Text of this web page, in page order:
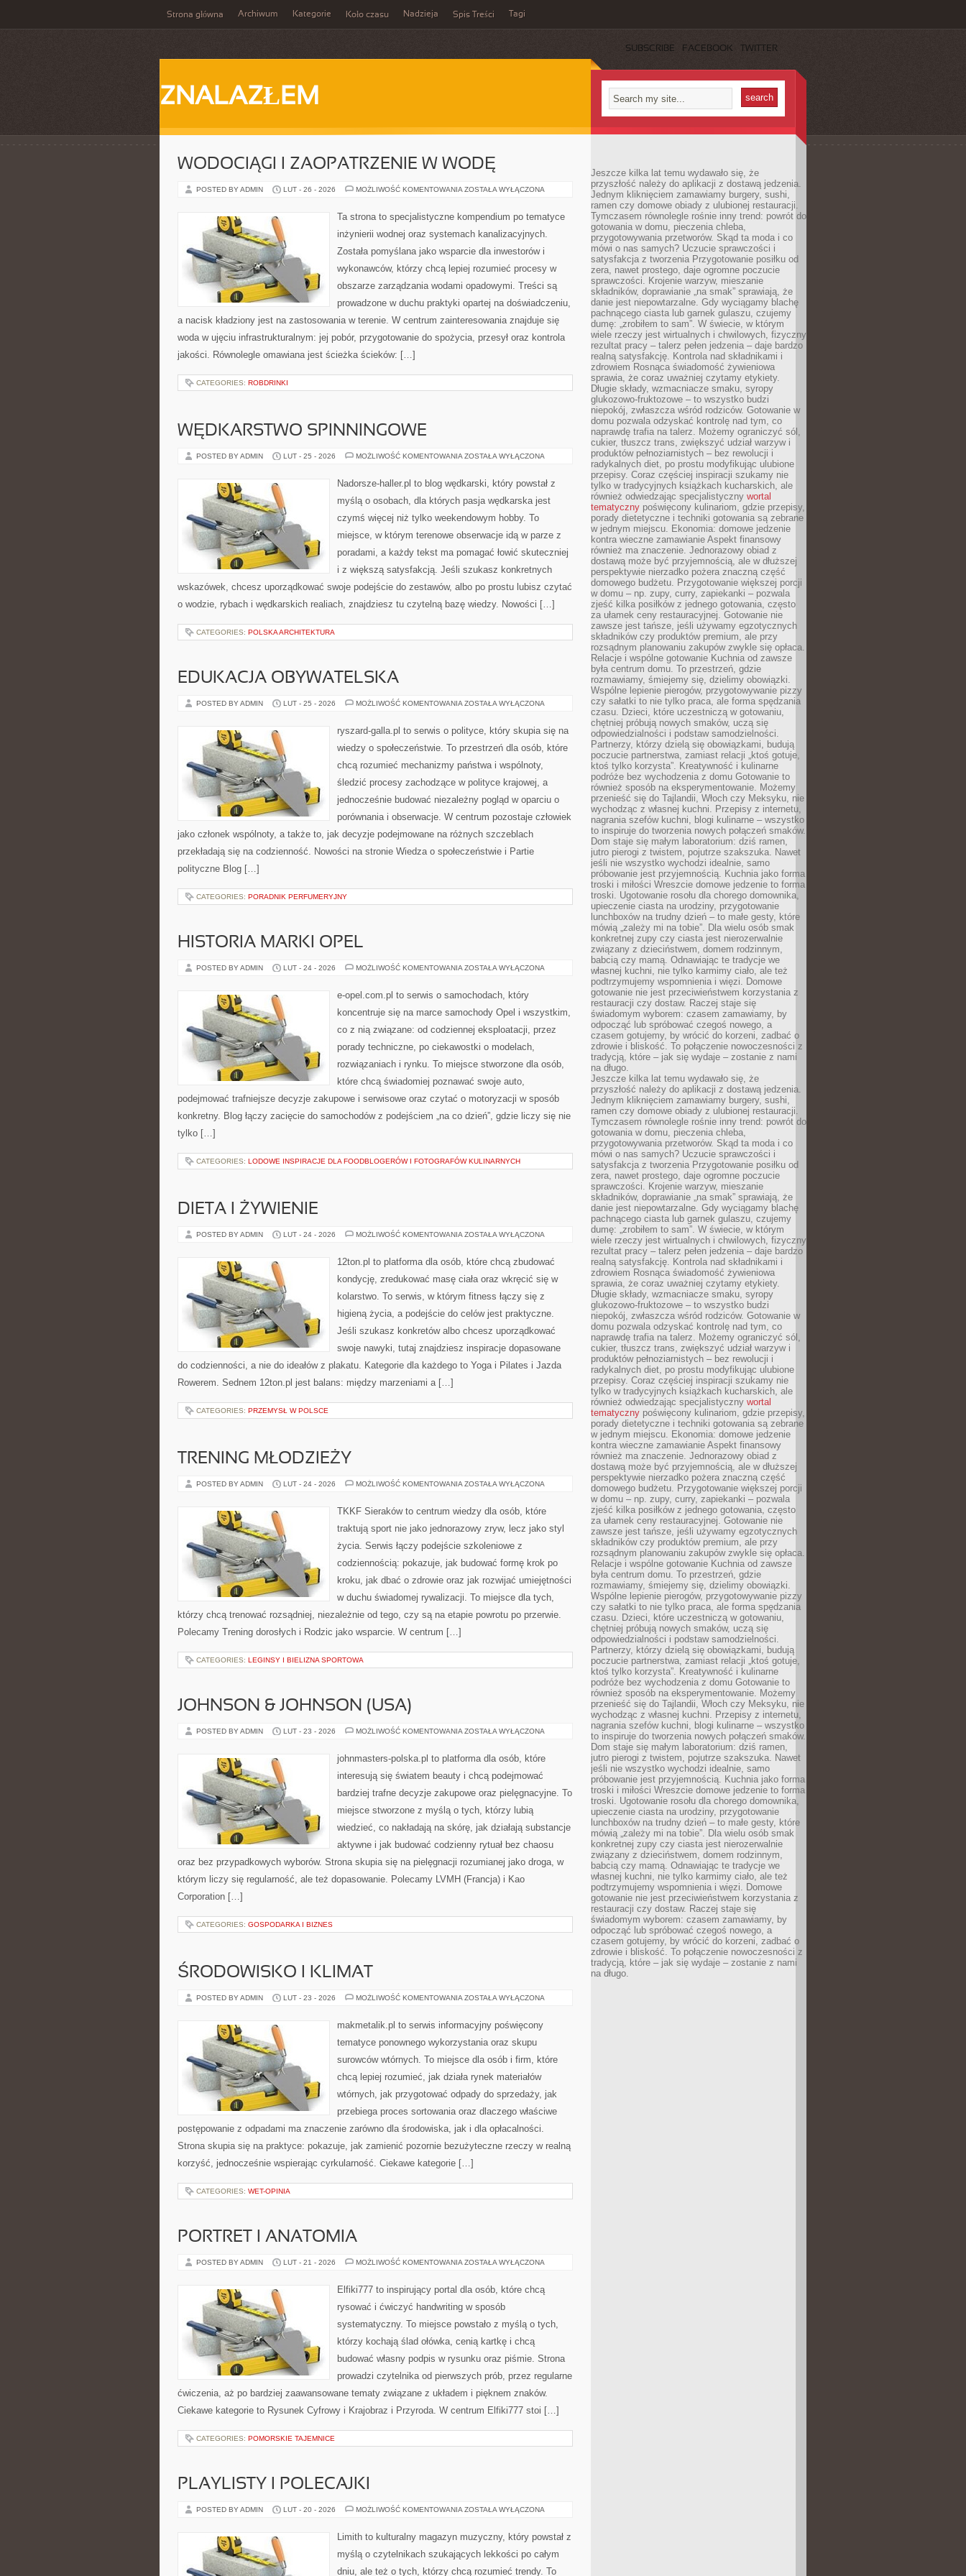
Strona główna Archiwum Kategorie Koło czasu Nadzieja Spis Treści Tagi
SUBSCRIBE FACEBOOK TWITTER
ZNALAZŁEM
WODOCIĄGI I ZAOPATRZENIE W WODĘ
POSTED BY ADMIN LUT - 26 - 2026 MOŻLIWOŚĆ KOMENTOWANIA WODOCIĄGI
WODĘ
ZOSTAŁA WYŁĄCZONA
Ta strona to specjalistyczne kompendium po tematyce
inżynierii wodnej oraz systemach kanalizacyjnych.
Została pomyślana jako wsparcie dla inwestorów i
wykonawców, którzy chcą lepiej rozumieć procesy w
obszarze zarządzania wodami opadowymi. Treści są
prowadzone w duchu praktyki opartej na doświadczeniu,
a nacisk kładziony jest na zastosowania w terenie. W centrum zainteresowania znajduje się
woda w ujęciu infrastrukturalnym: jej pobór, przygotowanie do spożycia, przesył oraz kontrola
jakości. Równolegle omawiana jest ścieżka ścieków: […]
CATEGORIES: ROBDRINKI
WĘDKARSTWO SPINNINGOWE
POSTED BY ADMIN LUT - 25 - 2026 MOŻLIWOŚĆ KOMENTOWANIA WĘDKARSTWO
ZOSTAŁA WYŁĄCZONA
Nadorsze-haller.pl to blog wędkarski, który powstał z
myślą o osobach, dla których pasja wędkarska jest
czymś więcej niż tylko weekendowym hobby. To
miejsce, w którym terenowe obserwacje idą w parze z
poradami, a każdy tekst ma pomagać łowić skuteczniej
i z większą satysfakcją. Jeśli szukasz konkretnych
wskazówek, chcesz uporządkować swoje podejście do zestawów, albo po prostu lubisz czytać
o wodzie, rybach i wędkarskich realiach, znajdziesz tu czytelną bazę wiedzy. Nowości […]
CATEGORIES: POLSKA ARCHITEKTURA
EDUKACJA OBYWATELSKA
POSTED BY ADMIN LUT - 25 - 2026 MOŻLIWOŚĆ KOMENTOWANIA EDUKACJA
ZOSTAŁA WYŁĄCZONA
ryszard-galla.pl to serwis o polityce, który skupia się na
wiedzy o społeczeństwie. To przestrzeń dla osób, które
chcą rozumieć mechanizmy państwa i wspólnoty,
śledzić procesy zachodzące w polityce krajowej, a
jednocześnie budować niezależny pogląd w oparciu o
porównania i obserwacje. W centrum pozostaje człowiek
jako członek wspólnoty, a także to, jak decyzje podejmowane na różnych szczeblach
przekładają się na codzienność. Nowości na stronie Wiedza o społeczeństwie i Partie
polityczne Blog […]
CATEGORIES: PORADNIK PERFUMERYJNY
HISTORIA MARKI OPEL
POSTED BY ADMIN LUT - 24 - 2026 MOŻLIWOŚĆ KOMENTOWANIA HISTORIA
ZOSTAŁA WYŁĄCZONA
e-opel.com.pl to serwis o samochodach, który
koncentruje się na marce samochody Opel i wszystkim,
co z nią związane: od codziennej eksploatacji, przez
porady techniczne, po ciekawostki o modelach,
rozwiązaniach i rynku. To miejsce stworzone dla osób,
które chcą świadomiej poznawać swoje auto,
podejmować trafniejsze decyzje zakupowe i serwisowe oraz czytać o motoryzacji w sposób
konkretny. Blog łączy zacięcie do samochodów z podejściem „na co dzień”, gdzie liczy się nie
tylko […]
CATEGORIES: LODOWE INSPIRACJE DLA FOODBLOGERÓW I FOTOGRAFÓW KULINARNYCH
DIETA I ŻYWIENIE
POSTED BY ADMIN LUT - 24 - 2026 MOŻLIWOŚĆ KOMENTOWANIA DIETA
ZOSTAŁA WYŁĄCZONA
12ton.pl to platforma dla osób, które chcą zbudować
kondycję, zredukować masę ciała oraz wkręcić się w
kolarstwo. To serwis, w którym fitness łączy się z
higieną życia, a podejście do celów jest praktyczne.
Jeśli szukasz konkretów albo chcesz uporządkować
swoje nawyki, tutaj znajdziesz inspiracje dopasowane
do codzienności, a nie do ideałów z plakatu. Kategorie dla każdego to Yoga i Pilates i Jazda
Rowerem. Sednem 12ton.pl jest balans: między marzeniami a […]
CATEGORIES: PRZEMYSŁ W POLSCE
TRENING MŁODZIEŻY
POSTED BY ADMIN LUT - 24 - 2026 MOŻLIWOŚĆ KOMENTOWANIA TRENING
ZOSTAŁA WYŁĄCZONA
TKKF Sieraków to centrum wiedzy dla osób, które
traktują sport nie jako jednorazowy zryw, lecz jako styl
życia. Serwis łączy podejście szkoleniowe z
codziennością: pokazuje, jak budować formę krok po
kroku, jak dbać o zdrowie oraz jak rozwijać umiejętności
w duchu świadomej rywalizacji. To miejsce dla tych,
którzy chcą trenować rozsądniej, niezależnie od tego, czy są na etapie powrotu po przerwie.
Polecamy Trening dorosłych i Rodzic jako wsparcie. W centrum […]
CATEGORIES: LEGINSY I BIELIZNA SPORTOWA
JOHNSON & JOHNSON (USA)
POSTED BY ADMIN LUT - 23 - 2026 MOŻLIWOŚĆ KOMENTOWANIA JOHNSON
ZOSTAŁA WYŁĄCZONA
johnmasters-polska.pl to platforma dla osób, które
interesują się światem beauty i chcą podejmować
bardziej trafne decyzje zakupowe oraz pielęgnacyjne. To
miejsce stworzone z myślą o tych, którzy lubią
wiedzieć, co nakładają na skórę, jak działają substancje
aktywne i jak budować codzienny rytuał bez chaosu
oraz bez przypadkowych wyborów. Strona skupia się na pielęgnacji rozumianej jako droga, w
którym liczy się regularność, ale też dopasowanie. Polecamy LVMH (Francja) i Kao
Corporation […]
CATEGORIES: GOSPODARKA I BIZNES
ŚRODOWISKO I KLIMAT
POSTED BY ADMIN LUT - 23 - 2026 MOŻLIWOŚĆ KOMENTOWANIA ŚRODOWISKO
ZOSTAŁA WYŁĄCZONA
makmetalik.pl to serwis informacyjny poświęcony
tematyce ponownego wykorzystania oraz skupu
surowców wtórnych. To miejsce dla osób i firm, które
chcą lepiej rozumieć, jak działa rynek materiałów
wtórnych, jak przygotować odpady do sprzedaży, jak
przebiega proces sortowania oraz dlaczego właściwe
postępowanie z odpadami ma znaczenie zarówno dla środowiska, jak i dla opłacalności.
Strona skupia się na praktyce: pokazuje, jak zamienić pozornie bezużyteczne rzeczy w realną
korzyść, jednocześnie wspierając cyrkularność. Ciekawe kategorie […]
CATEGORIES: WET-OPINIA
PORTRET I ANATOMIA
POSTED BY ADMIN LUT - 21 - 2026 MOŻLIWOŚĆ KOMENTOWANIA PORTRET
ZOSTAŁA WYŁĄCZONA
Elfiki777 to inspirujący portal dla osób, które chcą
rysować i ćwiczyć handwriting w sposób
systematyczny. To miejsce powstało z myślą o tych,
którzy kochają ślad ołówka, cenią kartkę i chcą
budować własny podpis w rysunku oraz piśmie. Strona
prowadzi czytelnika od pierwszych prób, przez regularne
ćwiczenia, aż po bardziej zaawansowane tematy związane z układem i pięknem znaków.
Ciekawe kategorie to Rysunek Cyfrowy i Krajobraz i Przyroda. W centrum Elfiki777 stoi […]
CATEGORIES: POMORSKIE TAJEMNICE
PLAYLISTY I POLECAJKI
POSTED BY ADMIN LUT - 20 - 2026 MOŻLIWOŚĆ KOMENTOWANIA PLAYLISTY
ZOSTAŁA WYŁĄCZONA
Limith to kulturalny magazyn muzyczny, który powstał z
myślą o czytelnikach szukających lekkości po całym
dniu, ale też o tych, którzy chcą rozumieć trendy. To
Jeszcze kilka lat temu wydawało się, że
przyszłość należy do aplikacji z dostawą jedzenia.
Jednym kliknięciem zamawiamy burgery, sushi,
ramen czy domowe obiady z ulubionej restauracji.
Tymczasem równolegle rośnie inny trend: powrót do
gotowania w domu, pieczenia chleba,
przygotowywania przetworów. Skąd ta moda i co
mówi o nas samych? Uczucie sprawczości i
satysfakcja z tworzenia Przygotowanie posiłku od
zera, nawet prostego, daje ogromne poczucie
sprawczości. Krojenie warzyw, mieszanie
składników, doprawianie „na smak” sprawiają, że
danie jest niepowtarzalne. Gdy wyciągamy blachę
pachnącego ciasta lub garnek gulaszu, czujemy
dumę: „zrobiłem to sam”. W świecie, w którym
wiele rzeczy jest wirtualnych i chwilowych, fizyczny
rezultat pracy – talerz pełen jedzenia – daje bardzo
realną satysfakcję. Kontrola nad składnikami i
zdrowiem Rosnąca świadomość żywieniowa
sprawia, że coraz uważniej czytamy etykiety.
Długie składy, wzmacniacze smaku, syropy
glukozowo-fruktozowe – to wszystko budzi
niepokój, zwłaszcza wśród rodziców. Gotowanie w
domu pozwala odzyskać kontrolę nad tym, co
naprawdę trafia na talerz. Możemy ograniczyć sól,
cukier, tłuszcz trans, zwiększyć udział warzyw i
produktów pełnoziarnistych – bez rewolucji i
radykalnych diet, po prostu modyfikując ulubione
przepisy. Coraz częściej inspiracji szukamy nie
tylko w tradycyjnych książkach kucharskich, ale
również odwiedzając specjalistyczny wortal
tematyczny poświęcony kulinariom, gdzie przepisy,
porady dietetyczne i techniki gotowania są zebrane
w jednym miejscu. Ekonomia: domowe jedzenie
kontra wieczne zamawianie Aspekt finansowy
również ma znaczenie. Jednorazowy obiad z
dostawą może być przyjemnością, ale w dłuższej
perspektywie nierzadko pożera znaczną część
domowego budżetu. Przygotowanie większej porcji
w domu – np. zupy, curry, zapiekanki – pozwala
zjeść kilka posiłków z jednego gotowania, często
za ułamek ceny restauracyjnej. Gotowanie nie
zawsze jest tańsze, jeśli używamy egzotycznych
składników czy produktów premium, ale przy
rozsądnym planowaniu zakupów zwykle się opłaca.
Relacje i wspólne gotowanie Kuchnia od zawsze
była centrum domu. To przestrzeń, gdzie
rozmawiamy, śmiejemy się, dzielimy obowiązki.
Wspólne lepienie pierogów, przygotowywanie pizzy
czy sałatki to nie tylko praca, ale forma spędzania
czasu. Dzieci, które uczestniczą w gotowaniu,
chętniej próbują nowych smaków, uczą się
odpowiedzialności i podstaw samodzielności.
Partnerzy, którzy dzielą się obowiązkami, budują
poczucie partnerstwa, zamiast relacji „ktoś gotuje,
ktoś tylko korzysta”. Kreatywność i kulinarne
podróże bez wychodzenia z domu Gotowanie to
również sposób na eksperymentowanie. Możemy
przenieść się do Tajlandii, Włoch czy Meksyku, nie
wychodząc z własnej kuchni. Przepisy z internetu,
nagrania szefów kuchni, blogi kulinarne – wszystko
to inspiruje do tworzenia nowych połączeń smaków.
Dom staje się małym laboratorium: dziś ramen,
jutro pierogi z twistem, pojutrze szakszuka. Nawet
jeśli nie wszystko wychodzi idealnie, samo
próbowanie jest przyjemnością. Kuchnia jako forma
troski i miłości Wreszcie domowe jedzenie to forma
troski. Ugotowanie rosołu dla chorego domownika,
upieczenie ciasta na urodziny, przygotowanie
lunchboxów na trudny dzień – to małe gesty, które
mówią „zależy mi na tobie”. Dla wielu osób smak
konkretnej zupy czy ciasta jest nierozerwalnie
związany z dzieciństwem, domem rodzinnym,
babcią czy mamą. Odnawiając te tradycje we
własnej kuchni, nie tylko karmimy ciało, ale też
podtrzymujemy wspomnienia i więzi. Domowe
gotowanie nie jest przeciwieństwem korzystania z
restauracji czy dostaw. Raczej staje się
świadomym wyborem: czasem zamawiamy, by
odpocząć lub spróbować czegoś nowego, a
czasem gotujemy, by wrócić do korzeni, zadbać o
zdrowie i bliskość. To połączenie nowoczesności z
tradycją, które – jak się wydaje – zostanie z nami
na długo.
Jeszcze kilka lat temu wydawało się, że
przyszłość należy do aplikacji z dostawą jedzenia.
Jednym kliknięciem zamawiamy burgery, sushi,
ramen czy domowe obiady z ulubionej restauracji.
Tymczasem równolegle rośnie inny trend: powrót do
gotowania w domu, pieczenia chleba,
przygotowywania przetworów. Skąd ta moda i co
mówi o nas samych? Uczucie sprawczości i
satysfakcja z tworzenia Przygotowanie posiłku od
zera, nawet prostego, daje ogromne poczucie
sprawczości. Krojenie warzyw, mieszanie
składników, doprawianie „na smak” sprawiają, że
danie jest niepowtarzalne. Gdy wyciągamy blachę
pachnącego ciasta lub garnek gulaszu, czujemy
dumę: „zrobiłem to sam”. W świecie, w którym
wiele rzeczy jest wirtualnych i chwilowych, fizyczny
rezultat pracy – talerz pełen jedzenia – daje bardzo
realną satysfakcję. Kontrola nad składnikami i
zdrowiem Rosnąca świadomość żywieniowa
sprawia, że coraz uważniej czytamy etykiety.
Długie składy, wzmacniacze smaku, syropy
glukozowo-fruktozowe – to wszystko budzi
niepokój, zwłaszcza wśród rodziców. Gotowanie w
domu pozwala odzyskać kontrolę nad tym, co
naprawdę trafia na talerz. Możemy ograniczyć sól,
cukier, tłuszcz trans, zwiększyć udział warzyw i
produktów pełnoziarnistych – bez rewolucji i
radykalnych diet, po prostu modyfikując ulubione
przepisy. Coraz częściej inspiracji szukamy nie
tylko w tradycyjnych książkach kucharskich, ale
również odwiedzając specjalistyczny wortal
tematyczny poświęcony kulinariom, gdzie przepisy,
porady dietetyczne i techniki gotowania są zebrane
w jednym miejscu. Ekonomia: domowe jedzenie
kontra wieczne zamawianie Aspekt finansowy
również ma znaczenie. Jednorazowy obiad z
dostawą może być przyjemnością, ale w dłuższej
perspektywie nierzadko pożera znaczną część
domowego budżetu. Przygotowanie większej porcji
w domu – np. zupy, curry, zapiekanki – pozwala
zjeść kilka posiłków z jednego gotowania, często
za ułamek ceny restauracyjnej. Gotowanie nie
zawsze jest tańsze, jeśli używamy egzotycznych
składników czy produktów premium, ale przy
rozsądnym planowaniu zakupów zwykle się opłaca.
Relacje i wspólne gotowanie Kuchnia od zawsze
była centrum domu. To przestrzeń, gdzie
rozmawiamy, śmiejemy się, dzielimy obowiązki.
Wspólne lepienie pierogów, przygotowywanie pizzy
czy sałatki to nie tylko praca, ale forma spędzania
czasu. Dzieci, które uczestniczą w gotowaniu,
chętniej próbują nowych smaków, uczą się
odpowiedzialności i podstaw samodzielności.
Partnerzy, którzy dzielą się obowiązkami, budują
poczucie partnerstwa, zamiast relacji „ktoś gotuje,
ktoś tylko korzysta”. Kreatywność i kulinarne
podróże bez wychodzenia z domu Gotowanie to
również sposób na eksperymentowanie. Możemy
przenieść się do Tajlandii, Włoch czy Meksyku, nie
wychodząc z własnej kuchni. Przepisy z internetu,
nagrania szefów kuchni, blogi kulinarne – wszystko
to inspiruje do tworzenia nowych połączeń smaków.
Dom staje się małym laboratorium: dziś ramen,
jutro pierogi z twistem, pojutrze szakszuka. Nawet
jeśli nie wszystko wychodzi idealnie, samo
próbowanie jest przyjemnością. Kuchnia jako forma
troski i miłości Wreszcie domowe jedzenie to forma
troski. Ugotowanie rosołu dla chorego domownika,
upieczenie ciasta na urodziny, przygotowanie
lunchboxów na trudny dzień – to małe gesty, które
mówią „zależy mi na tobie”. Dla wielu osób smak
konkretnej zupy czy ciasta jest nierozerwalnie
związany z dzieciństwem, domem rodzinnym,
babcią czy mamą. Odnawiając te tradycje we
własnej kuchni, nie tylko karmimy ciało, ale też
podtrzymujemy wspomnienia i więzi. Domowe
gotowanie nie jest przeciwieństwem korzystania z
restauracji czy dostaw. Raczej staje się
świadomym wyborem: czasem zamawiamy, by
odpocząć lub spróbować czegoś nowego, a
czasem gotujemy, by wrócić do korzeni, zadbać o
zdrowie i bliskość. To połączenie nowoczesności z
tradycją, które – jak się wydaje – zostanie z nami
na długo.